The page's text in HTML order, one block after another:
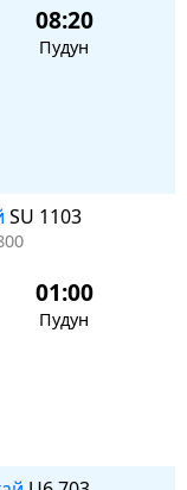
08:20
Пудун
SU 1103
01:00
Пудун